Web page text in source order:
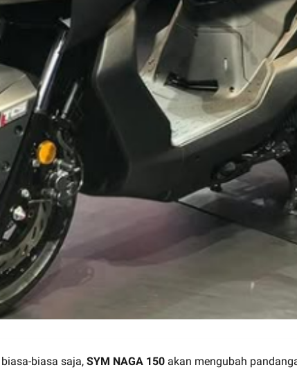
biasa saja, SYM NAGA 150 akan mengubah